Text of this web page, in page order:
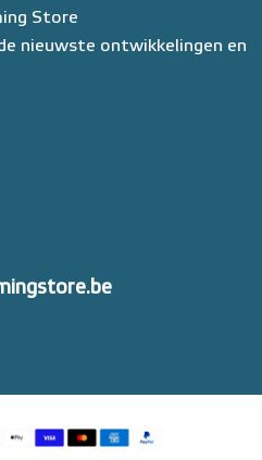
Store
nieuwste ontwikkelingen en